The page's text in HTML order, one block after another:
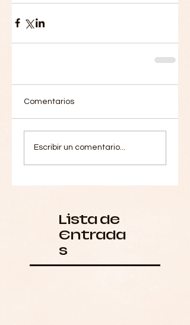
Comentarios
Escribir un comentario...
Lista de
Entrada
s